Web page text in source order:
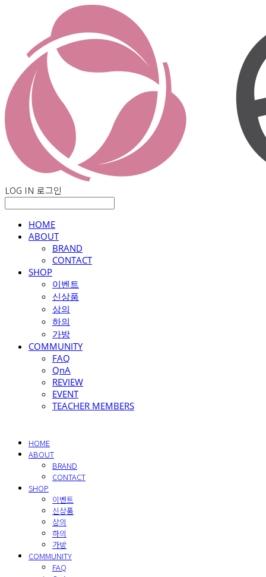
LOG IN 로그인
HOME
ABOUT
BRAND
CONTACT
SHOP
이벤트
신상품
상의
하의
가방
COMMUNITY
FAQ
QnA
REVIEW
EVENT
TEACHER MEMBERS
HOME
ABOUT
BRAND
CONTACT
SHOP
이벤트
신상품
상의
하의
가방
COMMUNITY
FAQ